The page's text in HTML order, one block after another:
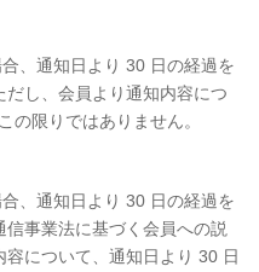
、通知日より 30 日の経過を
し、会員より通知内容につ
の限りではありません。
、通知日より 30 日の経過を
事業法に基づく会員への説
について、通知日より 30 日